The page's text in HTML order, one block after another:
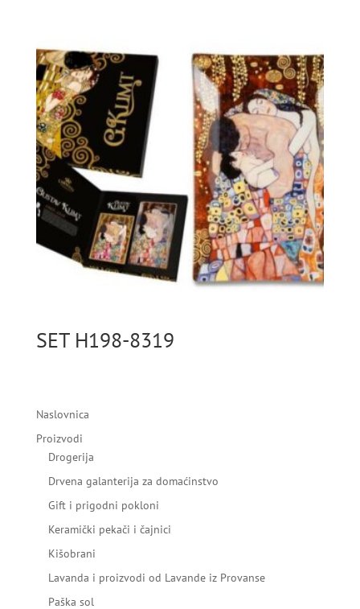
SET H198-8319
Naslovnica
Proizvodi
Drogerija
Drvena galanterija za domaćinstvo
Gift i prigodni pokloni
Keramički pekači i čajnici
Kišobrani
Lavanda i proizvodi od Lavande iz Provanse
Paška sol